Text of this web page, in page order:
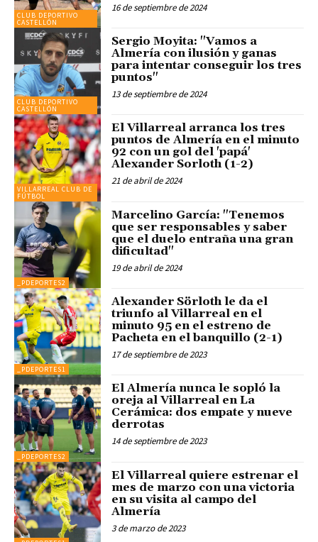
CLUB DEPORTIVO
CASTELLÓN
16 de septiembre de 2024
CLUB DEPORTIVO
CASTELLÓN
Sergio Moyita: "Vamos a
Almería con ilusión y ganas
para intentar conseguir los tres
puntos"
13 de septiembre de 2024
VILLARREAL CLUB DE
FÚTBOL
El Villarreal arranca los tres
puntos de Almería en el minuto
92 con un gol del 'papá'
Alexander Sorloth (1-2)
21 de abril de 2024
_PDEPORTES2
Marcelino García: "Tenemos
que ser responsables y saber
que el duelo entraña una gran
dificultad"
19 de abril de 2024
_PDEPORTES1
Alexander Sörloth le da el
triunfo al Villarreal en el
minuto 95 en el estreno de
Pacheta en el banquillo (2-1)
17 de septiembre de 2023
_PDEPORTES2
El Almería nunca le sopló la
oreja al Villarreal en La
Cerámica: dos empate y nueve
derrotas
14 de septiembre de 2023
El Villarreal quiere estrenar el
mes de marzo con una victoria
en su visita al campo del
Almería
3 de marzo de 2023